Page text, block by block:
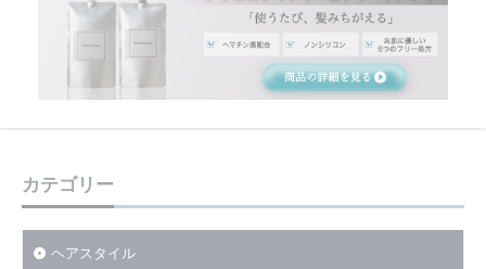
カテゴリー
ヘアスタイル